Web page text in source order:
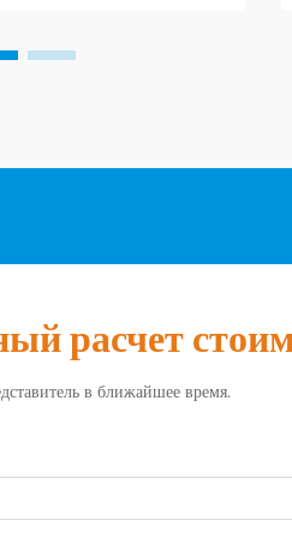
3PL-
расчет
в ближайшее время.